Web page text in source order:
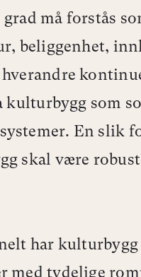
må forstås
beliggenhet,
kulturbygg som
En slik
skal være
har
med tydelige